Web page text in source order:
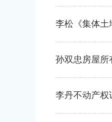
李松《集体土
孙双忠房屋所
李丹不动产权